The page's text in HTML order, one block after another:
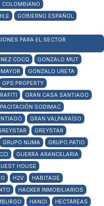
COLOMBIANO
GOBIERNO ESPAÑOL
PARA EL SECTOR
COCQ
GONZALO MUT
GONZALO URETA
GPS PROPERTY
GRAN CASA SANTIAGO
SODIMAC
GRAN VALPARAÍSO
GREYSTAR
GRUPO NUMA
GRUPO PATIO
GUERRA ARANCELARIA
HOUSE
H2V
HABITAGE
HACKER INMOBILIARIOS
HANOI
HECTÁREAS